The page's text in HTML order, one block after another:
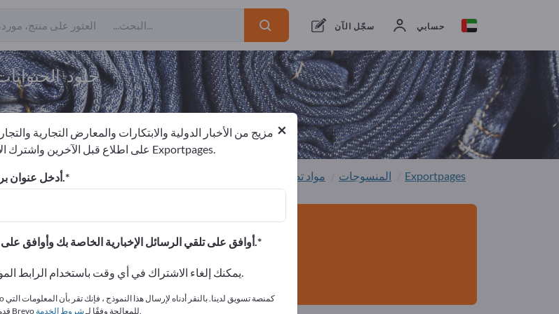
سجّل الآن حسابي
جلود
من المصدرين من المصنعين1
Exportpages المنسوجات مواد تصنيع ملابس
الاحتياجات
× مزيج من الأخبار الدولية والابتكارات والمعارض التجارية
على اطلاع قبل الآخرين واشترك الآن في النشرة الإخبارية لـ Exportpages.
أدخل عنوان بريدك الإلكتروني للاشتراك.
أوافق على تلقي الرسائل الإخبارية الخاصة بك وأوافق على بيان خصوصية البيانات.
يمكنك إلغاء الاشتراك في أي وقت باستخدام الرابط الموجود في رسالتنا الإخبارية.
قدمتها سيتم نقلها إلى Brevo للمعالجة وفقًا لـشروط الخدمة .